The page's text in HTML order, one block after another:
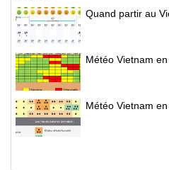
Quand partir au
Météo Vietnam
Météo Vietnam en